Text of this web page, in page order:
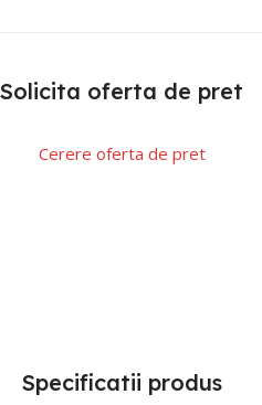
Solicita oferta de pret
Cerere oferta de pret
Specificatii produs